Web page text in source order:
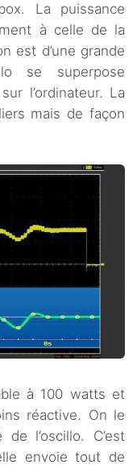
La puissance
à celle de la
est d’une grande
se superpose
l’ordinateur. La
mais de façon
à 100 watts et
réactive. On le
l’oscillo. C’est
envoie tout de